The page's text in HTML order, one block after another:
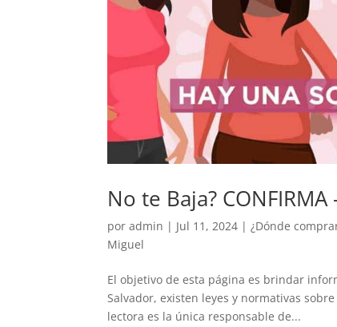
No te Baja?
poradmin | Jul 11, 2024 |¿Dónde
Miguel
El objetivo de esta página es brindar
Salvador, existen leyes y normativas
lectora es la única responsable de...